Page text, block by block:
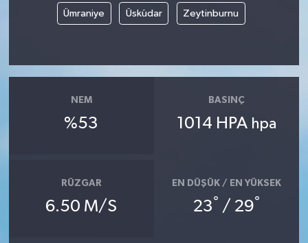
Ümraniye Üsküdar Zeytinburnu
NEM
%53
BASINÇ
1014 HPA hpa
RÜZGAR
6.50 M/S
EN DÜŞÜK / EN YÜKSEK
23° / 29°